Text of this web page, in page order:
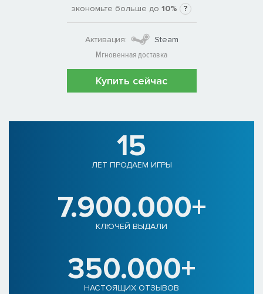
экономьте больше до 10% ?
Активация:
Steam
Мгновенная доставка
Купить сейчас
15
ЛЕТ ПРОДАЕМ ИГРЫ
7.900.000+
КЛЮЧЕЙ ВЫДАЛИ
350.000+
НАСТОЯЩИХ ОТЗЫВОВ